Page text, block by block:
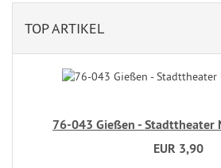
TOP ARTIKEL
76-043 Gießen - Stadttheater
EUR 3,90